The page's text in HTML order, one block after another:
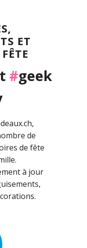
ET
#geek
de
de fête
à jour